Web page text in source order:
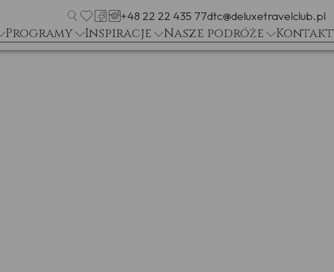
+48 22 22 435 77dtc@deluxetravelclub.pl
Programy Inspiracje Nasze podróże Kontakt